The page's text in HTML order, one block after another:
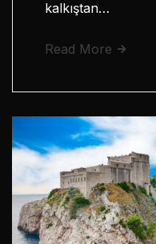
kalkıştan…
Read More